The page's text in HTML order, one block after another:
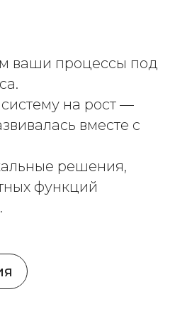
ваши процессы под
на рост —
вместе с
решения,
функций